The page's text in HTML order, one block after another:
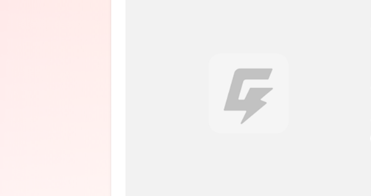
SONGS】vol.15
- 7th Wonder
Tour 2026 -